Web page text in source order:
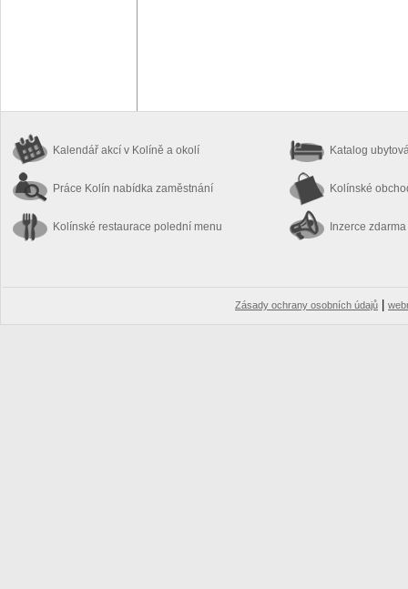
Kalendář akcí v Kolíně a okolí
Práce Kolín nabídka zaměstnání
Kolínské restaurace polední menu
Katalog
Kolínské
Inzerce zdarma
Zásady ochrany osobních údajů